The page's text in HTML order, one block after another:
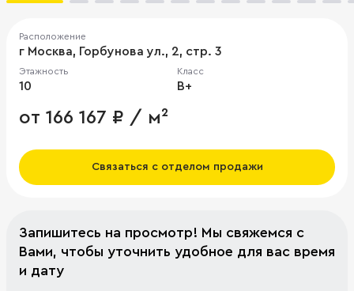
Расположение
г Москва, Горбунова ул., 2, стр. 3
Этажность
10
Класс
B+
от 166 167 ₽ / м²
Связаться с отделом продажи
Запишитесь на просмотр! Мы свяжемся с
Вами, чтобы уточнить удобное для вас время
и дату